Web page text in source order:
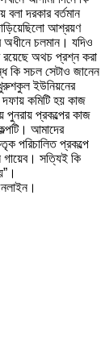
দরকার বর্তমান
আশ্রয়ণ
অধীনে চলমান। যদিও
রয়েছে অথচ প্রশ্ন করা
কি সচল সেটাও জানেন
ইউনিয়নের
দফায় কমিটি হয় কাজ
পুনরায় প্রকল্পের কাজ
আমাদের
পরিচালিত প্রকল্পে
সত্যিই কি